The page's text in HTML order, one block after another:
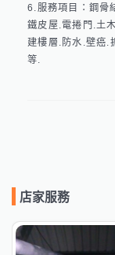
6.服務項目：鋼骨
鐵皮屋.電捲門.土
建樓層.防水.壁癌.
等.
店家服務